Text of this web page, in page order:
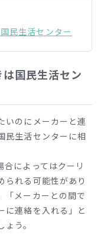
民生活センター
国民生活セン
いのにメーカーと連
民生活センターに相
によってはクーリ
られる可能性があり
「メーカーとの間で
に連絡を入れる」と
う。